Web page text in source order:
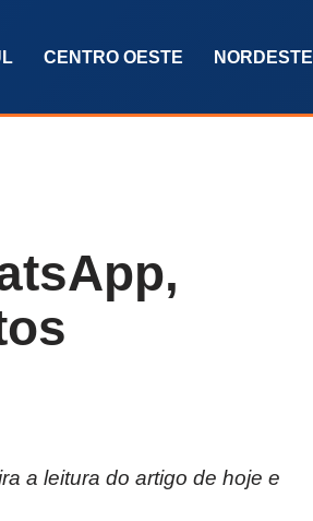
CENTRO OESTE NORDESTE
a leitura do artigo de hoje e